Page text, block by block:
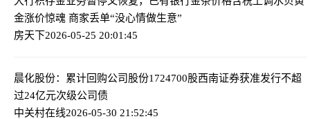
金涨价惊魂 商家丢单“没心情做生意”
房天下2026-05-25 20:01:45
晨化股份：累计回购公司股份1724700股西南证券获准发行不超
过24亿元次级公司债
中关村在线2026-05-30 21:52:45